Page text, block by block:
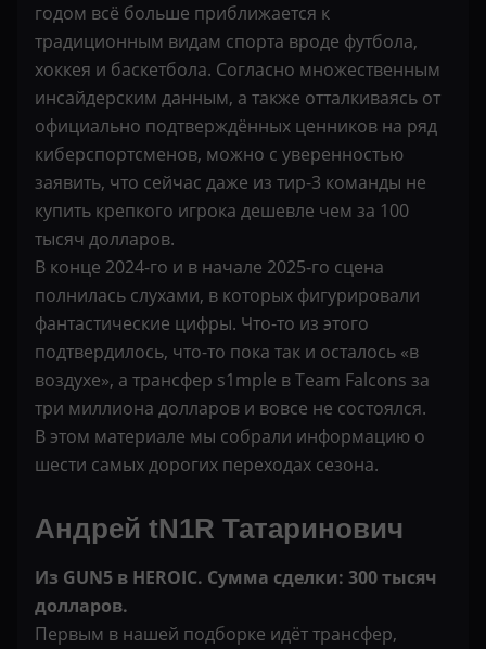
годом всё больше приближается к
традиционным видам спорта вроде футбола,
хоккея и баскетбола. Согласно множественным
инсайдерским данным, а также отталкиваясь от
официально подтверждённых ценников на ряд
киберспортсменов, можно с уверенностью
заявить, что сейчас даже из тир-3 команды не
купить крепкого игрока дешевле чем за 100
тысяч долларов.
В конце 2024-го и в начале 2025-го сцена
полнилась слухами, в которых фигурировали
фантастические цифры. Что-то из этого
подтвердилось, что-то пока так и осталось «в
воздухе», а трансфер s1mple в Team Falcons за
три миллиона долларов и вовсе не состоялся.
В этом материале мы собрали информацию о
шести самых дорогих переходах сезона.
Андрей tN1R Татаринович
Из GUN5 в HEROIC. Сумма сделки: 300 тысяч
долларов.
Первым в нашей подборке идёт трансфер,